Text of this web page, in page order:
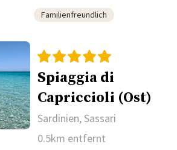
Familienfreundlich
Spiaggia di
Capriccioli (Ost)
Sardinien, Sassari
0.5km entfernt